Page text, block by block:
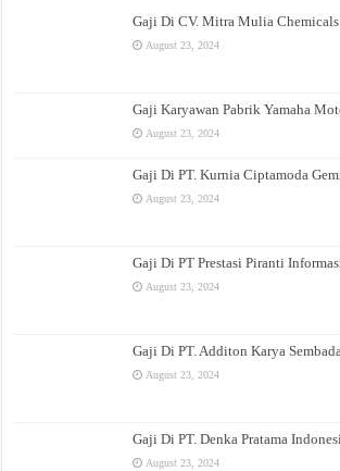
Gaji Di CV. Mitra Mulia Chemicals
August 23, 2024
Gaji Karyawan Pabrik Yamaha
August 23, 2024
Gaji Di PT. Kurnia Ciptamoda
August 23, 2024
Gaji Di PT Prestasi Piranti
August 23, 2024
Gaji Di PT. Additon Karya
August 23, 2024
Gaji Di PT. Denka Pratama
August 23, 2024